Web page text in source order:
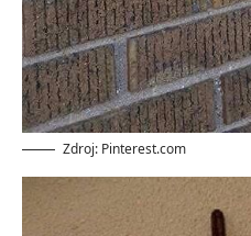
Zdroj: Pinterest.com